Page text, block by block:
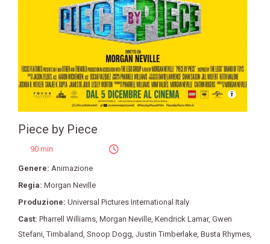
Piece by Piece
90 min
Genere: Animazione
Regia: Morgan Neville
Produzione: Universal Pictures International Italy
Cast: Pharrell Williams, Morgan Neville, Kendrick Lamar, Gwen
Stefani,Timbaland, Snoop Dogg, Justin Timberlake, Busta Rhymes,